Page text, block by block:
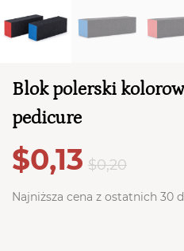
Suma
Blok polerski
pedicure
$0,13 $0,20
Najniższa cena z ostatnich 30